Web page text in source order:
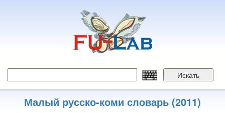
Искать
Малый русско-коми словарь (2011)